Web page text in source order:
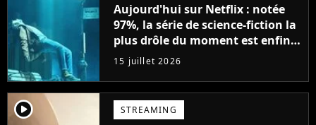
Aujourd'hui sur Netflix : notée
97%, la série de science-fiction la
plus drôle du moment est enfin
de retour avec 8 nouveaux
épisodes
15 juillet 2026
player2 STREAMING